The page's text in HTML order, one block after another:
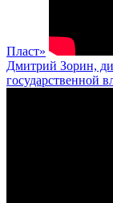
Пласт»
Дмитрий Зорин,
государственной